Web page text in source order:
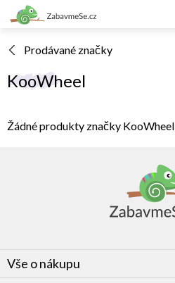
Přejít
na
Prodávané značky
KooWheel
Žádné produkty značky KooWheel
Vše o nákupu